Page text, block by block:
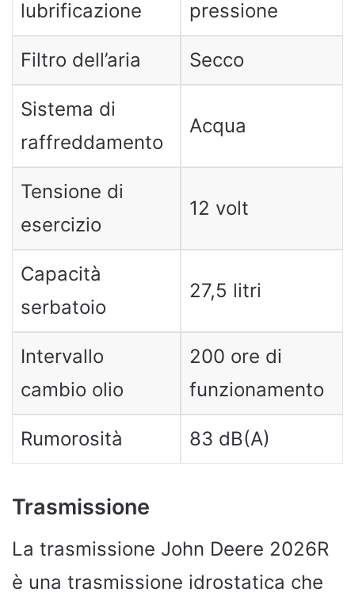
lubrificazione
pressione
Filtro dell’aria Secco
Sistema di
raffreddamento
Acqua
Tensione di
esercizio
12 volt
Capacità
serbatoio
27,5 litri
Intervallo
cambio olio
200 ore di
funzionamento
Rumorosità 83 dB(A)
Trasmissione
La trasmissione John Deere 2026R
è una trasmissione idrostatica che